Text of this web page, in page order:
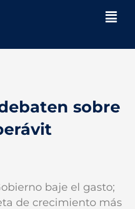
sobre
baje el gasto;
de crecimiento más